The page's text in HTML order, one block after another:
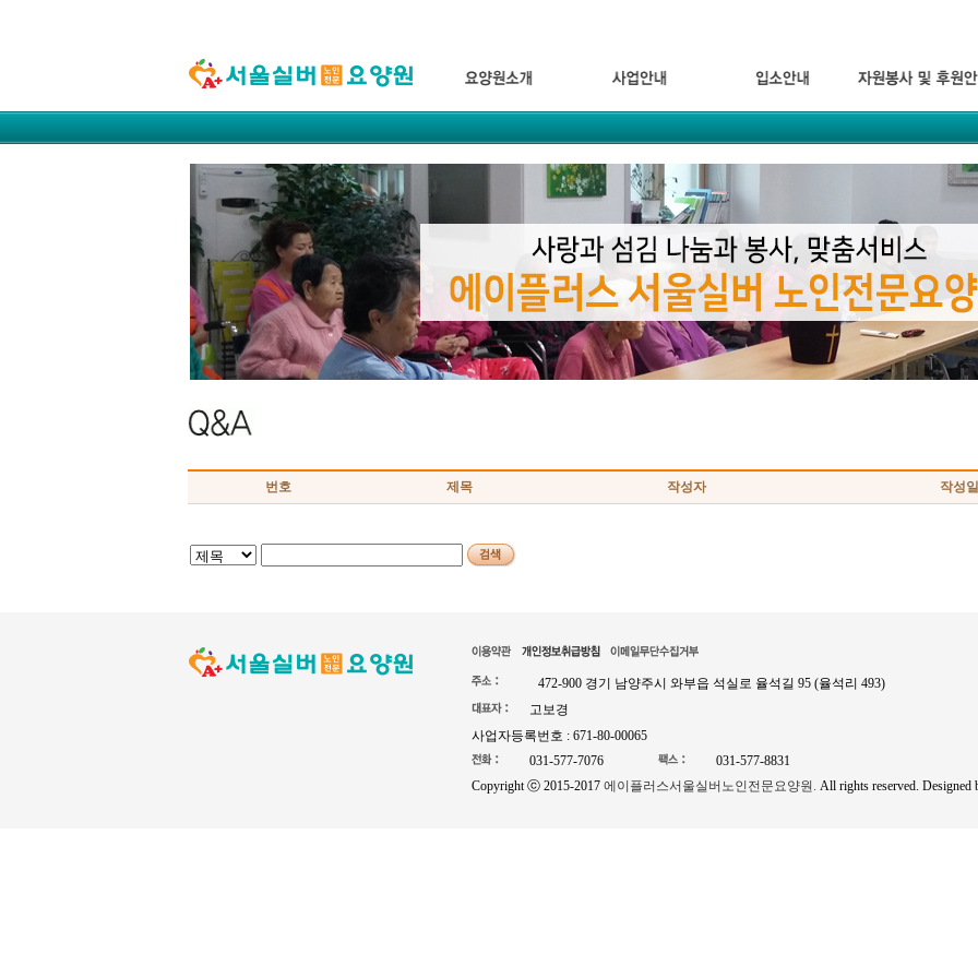
번호 제목 작성자 작성일
472-900 경기 남양주시 와부읍 석실로 율석길 95 (율석리 493)
고보경
사업자등록번호 : 671-80-00065
031-577-7076
031-577-8831
Copyright ⓒ 2015-2017 에이플러스서울실버노인전문요양원. All rights reserved. Designed